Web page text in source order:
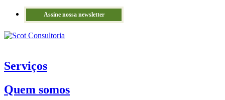
Assine nossa newsletter
Serviços
Quem somos